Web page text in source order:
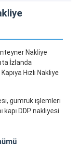
Nakliye
İzlanda
Hızlı Nakliye
gümrük işlemleri
DDP nakliyesi